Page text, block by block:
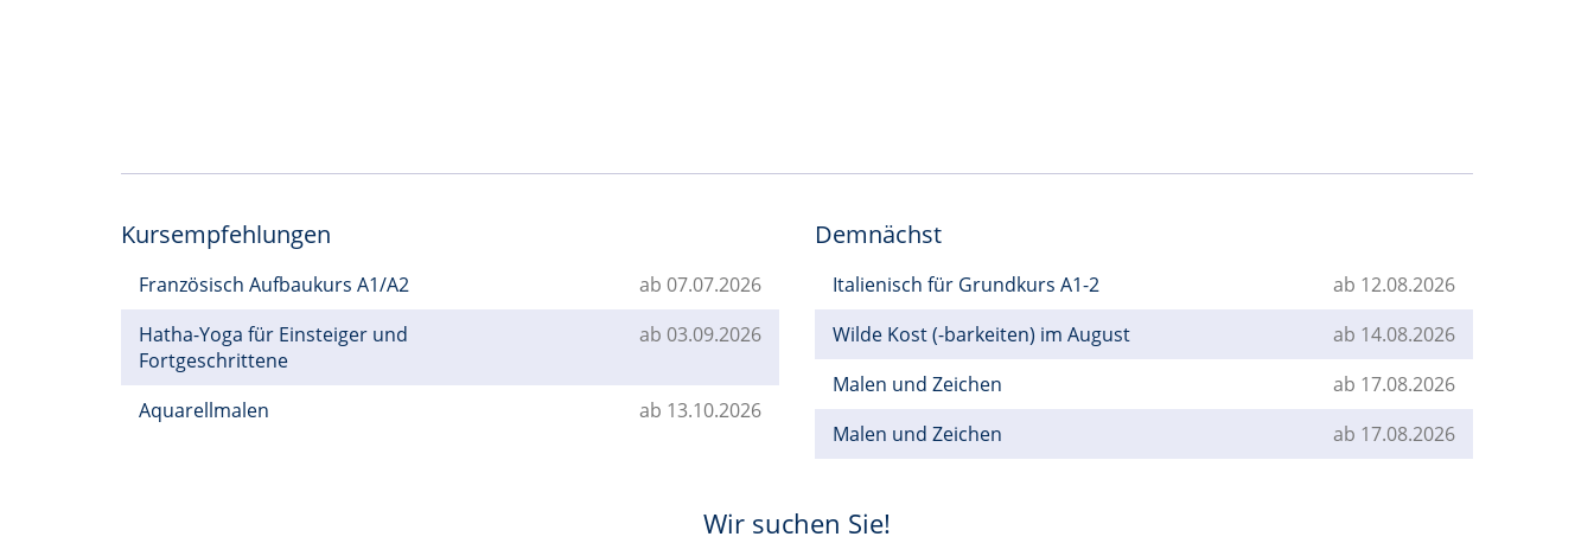
Kursempfehlungen
Französisch Aufbaukurs A1/A2
ab 07.07.2026
Hatha-Yoga für Einsteiger und
Fortgeschrittene
ab 03.09.2026
Aquarellmalen ab 13.10.2026
Demnächst
Italienisch für Grundkurs A1-2
ab 12.08.2026
Wilde Kost (-barkeiten) im August
ab 14.08.2026
Malen und Zeichen
ab 17.08.2026
Malen und Zeichen
ab 17.08.2026
Wir suchen Sie!